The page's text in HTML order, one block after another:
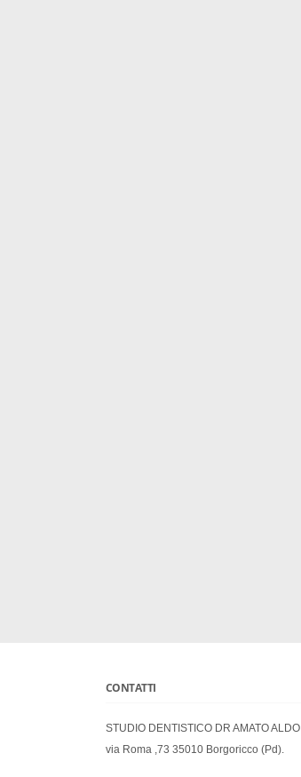
CONTATTI
STUDIO DENTISTICO DR AMATO ALDO
via Roma ,73 35010 Borgoricco (Pd).